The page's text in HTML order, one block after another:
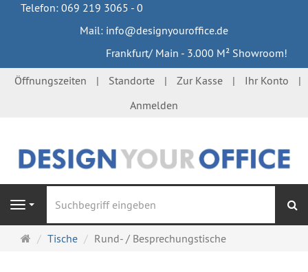
Telefon: 069 219 3065 - 0
Mail: info@designyouroffice.de
Frankfurt/ Main - 3.000 M² Showroom!
Öffnungszeiten
Standorte Zur Kasse
Ihr Konto
Anmelden
Navigation
Startseite
Tische Rund- / Besprechungstische